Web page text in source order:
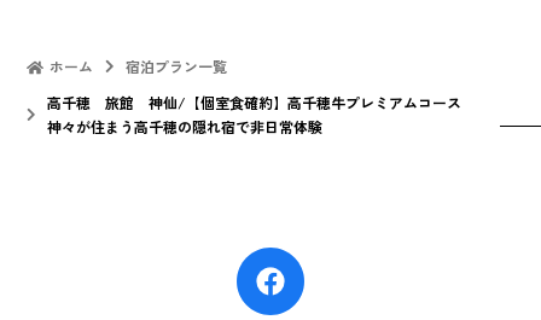
ホーム
宿泊プラン一覧
高千穂 旅館 神仙/【個室食確約】高千穂牛プレミアムコース
神々が住まう高千穂の隠れ宿で非日常体験